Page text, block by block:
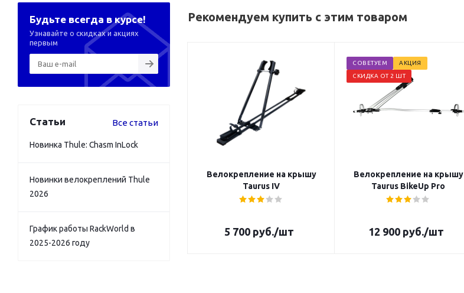
Рекомендуем купить с этим товаром
Велокрепление на крышу
Taurus IV
5 700 руб./шт
СОВЕТУЕМ
АКЦИЯ
СКИДКА ОТ 2 ШТ
Велокрепление на крышу
Taurus BikeUp Pro
12 900 руб./шт
Будьте всегда в курсе!
Узнавайте о скидках и акциях
первым
Статьи Все статьи
Новинка Thule: Chasm InLock
Новинки велокреплений Thule
2026
График работы RackWorld в
2025-2026 году